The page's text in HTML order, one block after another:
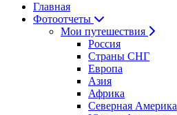
Главная
Фотоотчеты
Мои путешествия
Россия
Страны СНГ
Европа
Азия
Африка
Северная Америка